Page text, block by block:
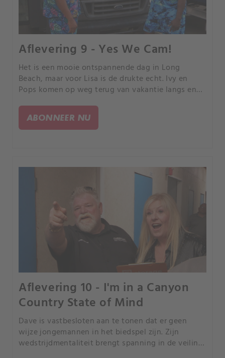
Aflevering 9 - Yes We Cam!
Het is een mooie ontspannende dag in Long
Beach, maar voor Lisa is de drukte echt. Ivy en
Pops komen op weg terug van vakantie langs en
ABONNEER NU
Aflevering 10 - I'm in a Canyon
Country State of Mind
Dave is vastbesloten aan te tonen dat er geen
wijze jongemannen in het biedspel zijn. Zijn
wedstrijdmentaliteit brengt spanning in de veiling